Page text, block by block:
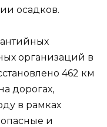
осадков.
организаций в
462 км
дорогах,
в рамках
и